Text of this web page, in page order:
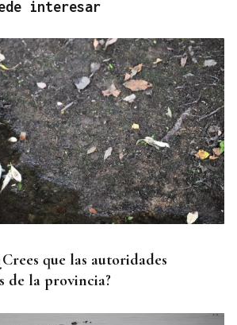
interesar
que las autoridades
de la provincia?